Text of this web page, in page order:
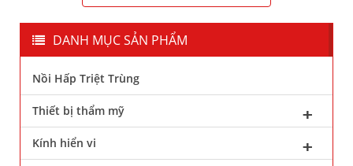
DANH MỤC SẢN PHẨM
Nồi Hấp Triệt Trùng
Thiết bị thẩm mỹ
Kính hiển vi